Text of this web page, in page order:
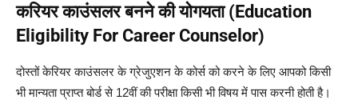
करियरकाउंसलरबनने की योगयता (Education
Eligibility For Career Counselor)
दोस्तों केरियर काउंसलर के ग्रेजुएशन के कोर्स को करने के लिए आपको किसी
भी मान्यता प्राप्त बोर्ड से 12वीं की परीक्षा किसी भी विषय में पास करनी होती है।